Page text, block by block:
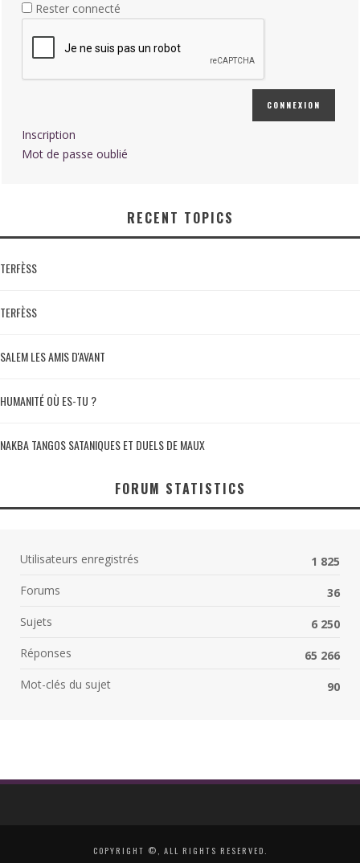
Rester connecté
CONNEXION
Inscription
Mot de passe oublié
RECENT TOPICS
TERFÈSS
TERFÈSS
SALEM LES AMIS D'AVANT
HUMANITÉ OÙ ES-TU ?
NAKBA TANGOS SATANIQUES ET DUELS DE MAUX
FORUM STATISTICS
Utilisateurs enregistrés
1 825
Forums
36
Sujets
6 250
Réponses
65 266
Mot-clés du sujet
90
COPYRIGHT ©, ALL RIGHTS RESERVED.